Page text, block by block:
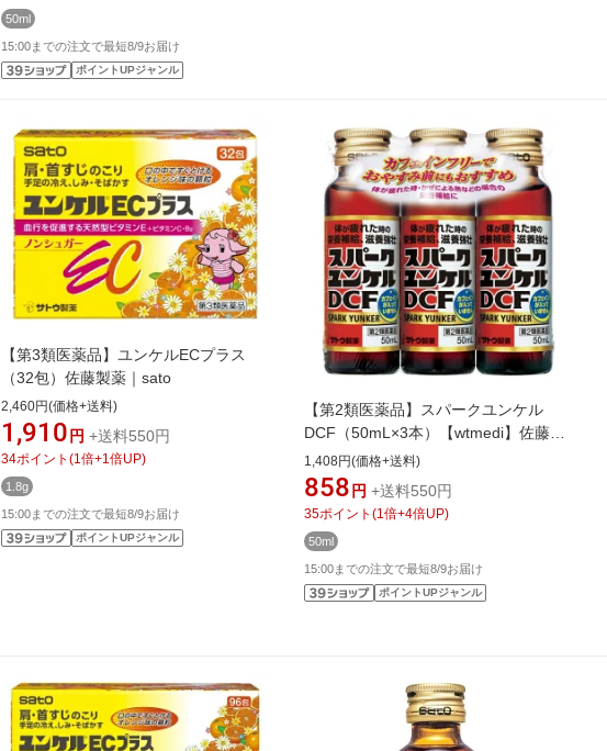
50ml
15:00までの注文で最短8/9お届け
ポイントUPジャンル
【第3類医薬品】ユンケルECプラス
（32包）佐藤製薬｜sato
2,460円(価格+送料)
1,910 円 +送料550円
34ポイント (1倍+1倍UP)
1.8g
15:00までの注文で最短8/9お届け
ポイントUPジャンル
【第2類医薬品】スパークユンケル
DCF（50mL×3本）【wtmedi】佐藤製
薬｜sato
1,408円(価格+送料)
858 円 +送料550円
35ポイント (1 倍+4倍UP)
50ml
15:00までの注文で最短8/9お届け
ポイントUPジャンル